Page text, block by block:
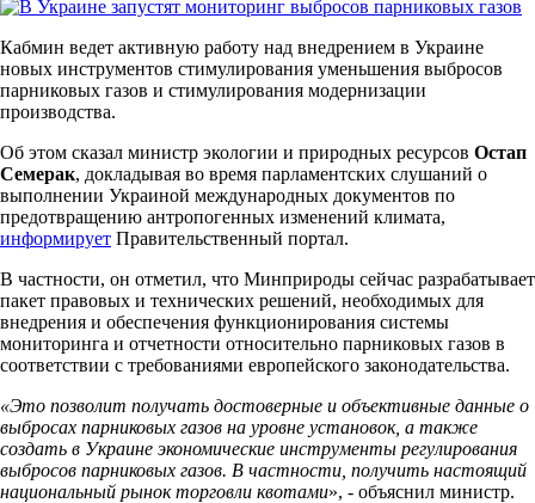
Кабмин ведет активную работу над внедрением в Украине
новых инструментов стимулирования уменьшения выбросов
парниковых газов и стимулирования модернизации
производства.
Об этом сказал министр экологии и природных ресурсов Остап
Семерак, докладывая во время парламентских слушаний о
выполнении Украиной международных документов по
предотвращению антропогенных изменений климата,
информирует Правительственный портал.
В частности, он отметил, что Минприроды сейчас разрабатывает
пакет правовых и технических решений, необходимых для
внедрения и обеспечения функционирования системы
мониторинга и отчетности относительно парниковых газов в
соответствии с требованиями европейского законодательства.
«Это позволит получать достоверные и объективные данные о
выбросах парниковых газов на уровне установок, а также
создать в Украине экономические инструменты регулирования
выбросов парниковых газов. В частности, получить настоящий
национальный рынок торговли квотами», - объяснил министр.